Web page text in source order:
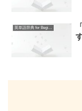
英単語辞典 for Beginners